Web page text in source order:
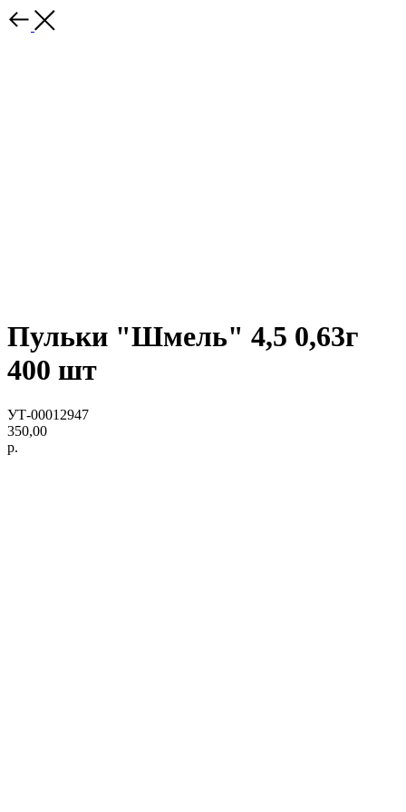
Пульки "Шмель" 4,5 0,63г
400 шт
УТ-00012947
350,00
р.